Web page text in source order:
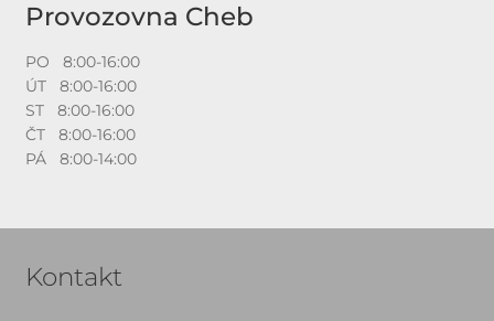
Provozovna Cheb
PO 8:00-16:00
ÚT 8:00-16:00
ST 8:00-16:00
ČT 8:00-16:00
PÁ 8:00-14:00
Kontakt